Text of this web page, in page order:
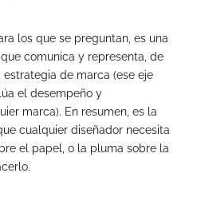
los que se preguntan, es una
comunica y representa, de
de marca (ese eje
el desempeño y
marca). En resumen, es la
cualquier diseñador necesita
el papel, o la pluma sobre la